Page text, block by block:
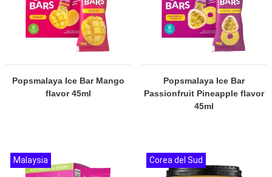
Popsmalaya Ice Bar Mango
flavor 45ml
Popsmalaya Ice Bar
Passionfruit Pineapple flavor
45ml
Malaysia Corea del Sud